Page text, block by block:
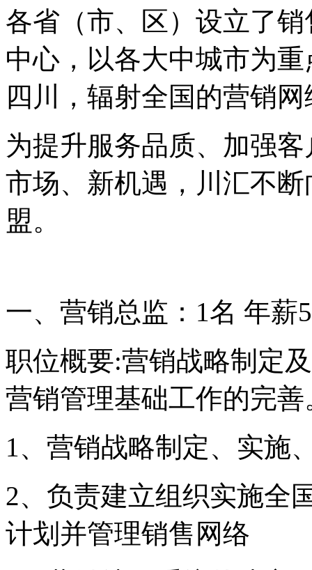
各省（市、区）设立了
中心，以各大中城市为
四川，辐射全国的营销
为提升服务品质、加强
市场、新机遇，川汇不
盟。
一、营销总监： 1名 年薪
职位概要:营销战略制定
营销管理基础工作的完善
1、营销战略制定、实施
2、负责建立组织实施全
计划并管理销售网络